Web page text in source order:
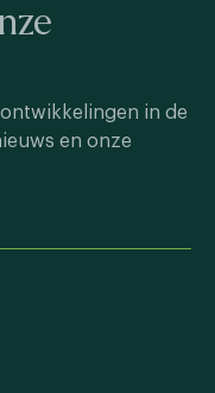
in de
en onze